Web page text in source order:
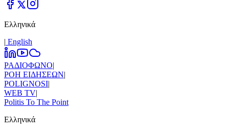
Ελληνικά
| Εnglish
ΡΑΔΙΟΦΩΝΟ|
ΡΟΗ ΕΙΔΗΣΕΩΝ|
POLIGNOSI|
WEB TV|
Politis To The Point
Ελληνικά